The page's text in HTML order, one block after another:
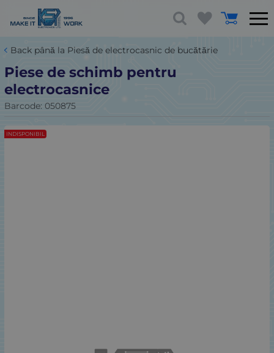
Back până la Piesă de electrocasnic de bucătărie
Piese de schimb pentru
electrocasnice
Barcode: 050875
INDISPONIBIL